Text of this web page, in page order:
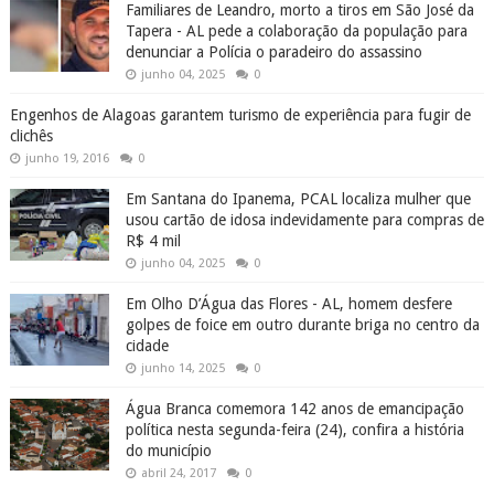
Familiares de Leandro, morto a tiros em São José da
Tapera - AL pede a colaboração da população para
denunciar a Polícia o paradeiro do assassino
junho 04, 2025 0
Engenhos de Alagoas garantem turismo de experiência para fugir de
clichês
junho 19, 2016 0
Em Santana do Ipanema, PCAL localiza mulher que
usou cartão de idosa indevidamente para compras de
R$ 4 mil
junho 04, 2025 0
Em Olho D’Água das Flores - AL, homem desfere
golpes de foice em outro durante briga no centro da
cidade
junho 14, 2025 0
Água Branca comemora 142 anos de emancipação
política nesta segunda-feira (24), confira a história
do município
abril 24, 2017 0